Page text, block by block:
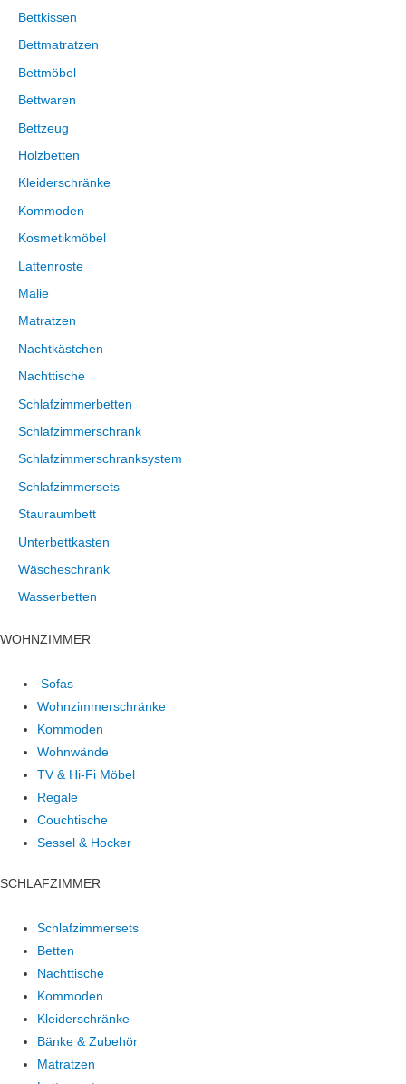
Bettkissen
Bettmatratzen
Bettmöbel
Bettwaren
Bettzeug
Holzbetten
Kleiderschränke
Kommoden
Kosmetikmöbel
Lattenroste
Malie
Matratzen
Nachtkästchen
Nachttische
Schlafzimmerbetten
Schlafzimmerschrank
Schlafzimmerschranksystem
Schlafzimmersets
Stauraumbett
Unterbettkasten
Wäscheschrank
Wasserbetten
WOHNZIMMER
Sofas
Wohnzimmerschränke
Kommoden
Wohnwände
TV & Hi-Fi Möbel
Regale
Couchtische
Sessel & Hocker
SCHLAFZIMMER
Schlafzimmersets
Betten
Nachttische
Kommoden
Kleiderschränke
Bänke & Zubehör
Matratzen